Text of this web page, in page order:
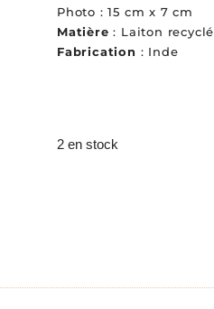
Photo : 15 cm x 7 cm
Matière : Laiton recyclé
Fabrication : Inde
2 en stock